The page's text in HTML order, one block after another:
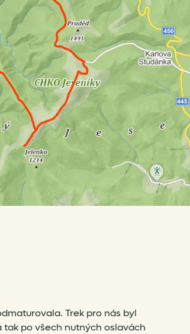
Trek pro nás byl
po všech nutných oslavách